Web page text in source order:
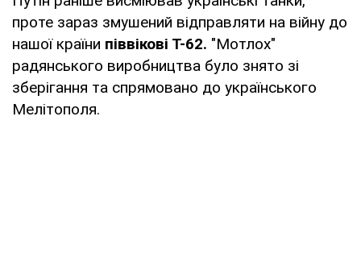
проте зараз змушений відправляти на війну до
нашої країни піввікові Т-62. "Мотлох"
радянського виробництва було знято зі
зберігання та спрямовано до українського
Мелітополя.